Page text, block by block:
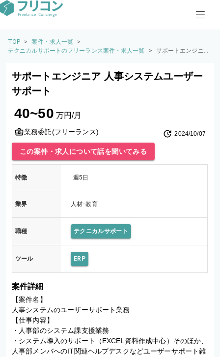
TOP > 案件・求人一覧
>
テクニカルサポートのフリーランス案件・求人一覧
>
サポートエンジニア
サポートエンジニア 人事システムユーザー
サポート
40~50 万円/月
業務委託(フリーランス) 2024/10/07
この案件・求人について話を聞いてみる
特徴 週5日
業界 人材･教育
職種 テクニカルサポート
ツール ERP
案件詳細
【案件名】
人事システムのユーザーサポート業務
【仕事内容】
・人事部のシステム課支援業務
・システム導入のサポート（EXCEL資料作成中心）そのほか、
人事部メンバへのIT関連ヘルプデスクなどユーザーサポート雑